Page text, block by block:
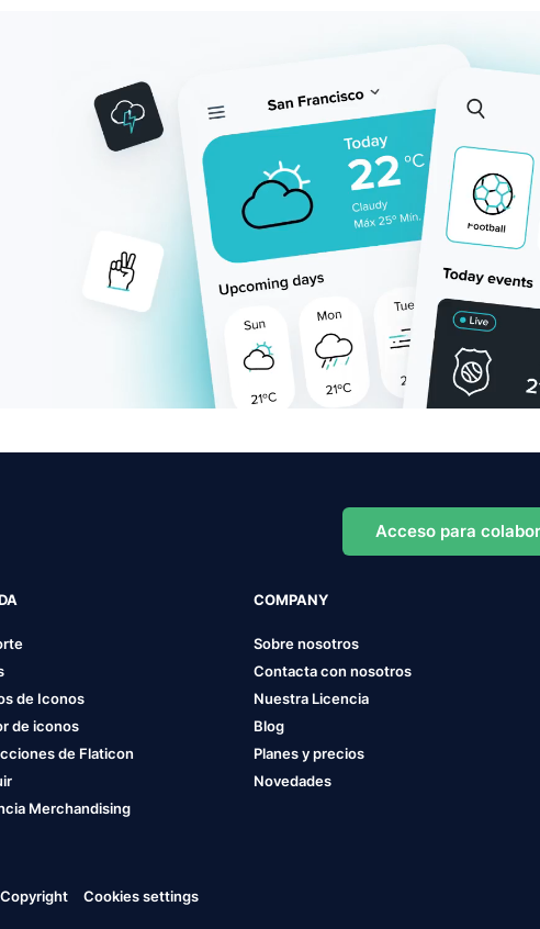
Acceso para
de Iconos
de iconos
de Flaticon
Merchandising
COMPANY
Sobre nosotros
Contacta con nosotros
Nuestra Licencia
Blog
Planes y precios
Novedades
Cookies settings